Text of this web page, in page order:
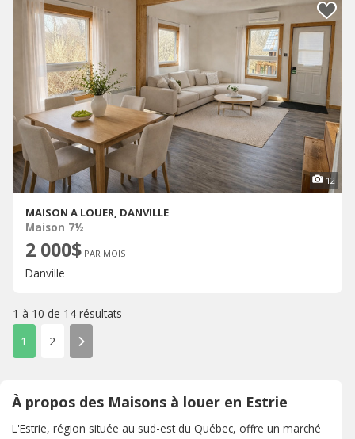
12
MAISON A LOUER, DANVILLE
Maison 7½
2 000$ PAR MOIS
Danville
1 à 10 de 14 résultats
1
2
À propos des Maisons à louer en Estrie
L'Estrie, région située au sud-est du Québec, offre un marché